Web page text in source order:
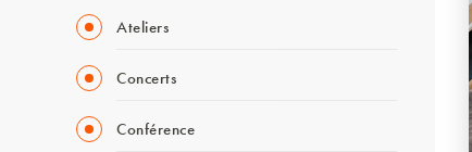
Ateliers
Concerts
Conférence